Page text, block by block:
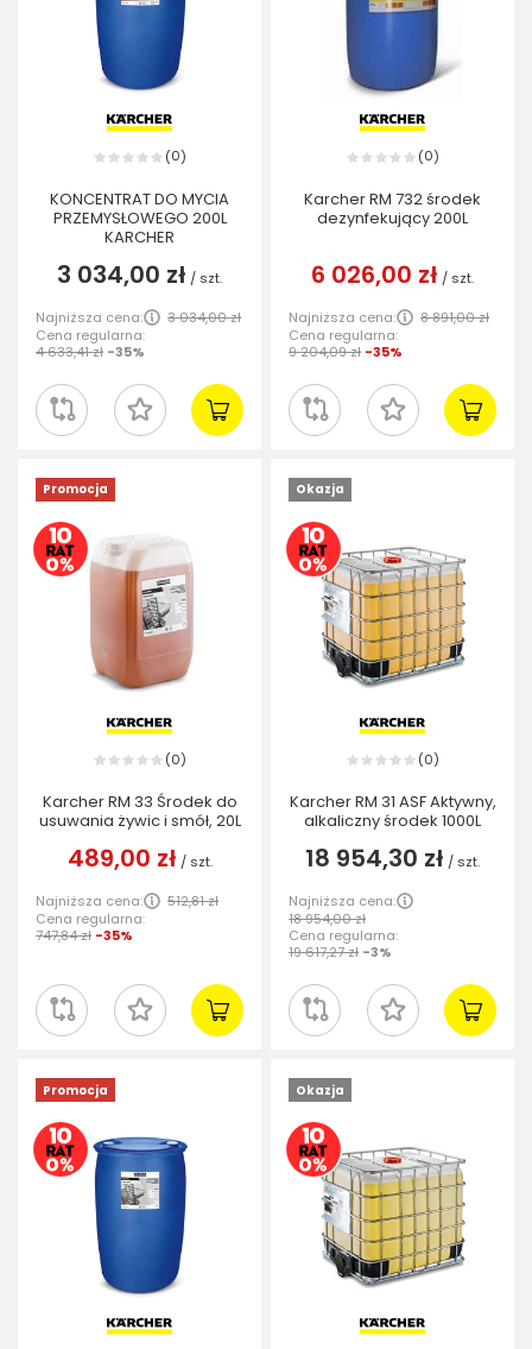
(0)
KONCENTRAT DO MYCIA
PRZEMYSŁOWEGO 200L
KARCHER
3 034,00 zł / szt.
Najniższa cena:
3 034,00 zł
Cena regularna:
4 633,41 zł -35%
(0)
Karcher RM 732 środek
dezynfekujący 200L
6 026,00 zł / szt.
Najniższa cena:
8 891,00 zł
Cena regularna:
9 204,09 zł -35%
Promocja
(0)
Karcher RM 33 Środek do
usuwania żywic i smół, 20L
489,00 zł / szt.
Najniższa cena:
512,81 zł
Cena regularna:
747,84 zł -35%
Okazja
(0)
Karcher RM 31 ASF Aktywny,
alkaliczny środek 1000L
18 954,30 zł / szt.
Najniższa cena:
18 954,00 zł
Cena regularna:
19 617,27 zł -3%
Promocja Okazja